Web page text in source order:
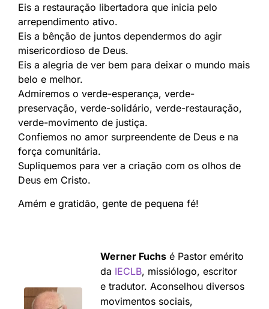
Eis a restauração libertadora que inicia pelo
arrependimento ativo.
Eis a bênção de juntos dependermos do agir
misericordioso de Deus.
Eis a alegria de ver bem para deixar o mundo mais
belo e melhor.
Admiremos o verde-esperança, verde-
preservação, verde-solidário, verde-restauração,
verde-movimento de justiça.
Confiemos no amor surpreendente de Deus e na
força comunitária.
Supliquemos para ver a criação com os olhos de
Deus em Cristo.
Amém e gratidão, gente de pequena fé!
Werner Fuchs é Pastor emérito
da IECLB, missiólogo, escritor
e tradutor. Aconselhou diversos
movimentos sociais,